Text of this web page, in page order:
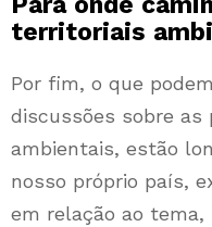
territoriais
Por fim, o que
discussões sobre
ambientais, estão
nosso próprio país,
em relação ao tema,